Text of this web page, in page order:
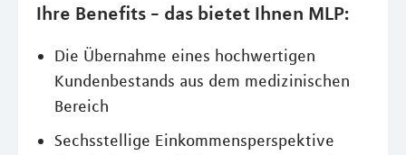
Ihre Benefits - das bietet Ihnen MLP:
Die Übernahme eines hochwertigen
Kundenbestands aus dem medizinischen
Bereich
Sechsstellige Einkommensperspektive